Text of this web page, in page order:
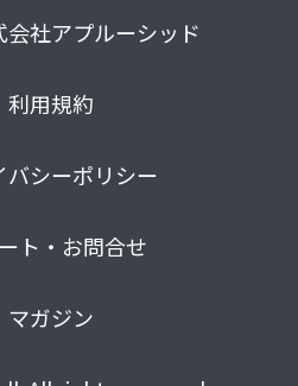
社アプルーシッド
利用規約
バシーポリシー
ト・お問合せ
マガジン